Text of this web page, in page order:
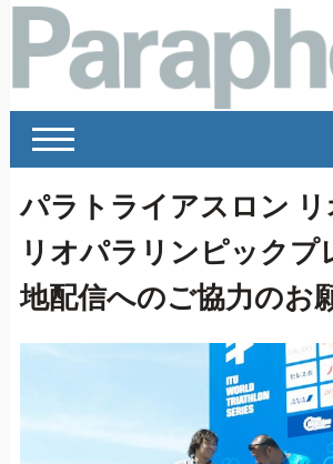
パラトライアスロン
リオパラリンピックプ
地配信へのご協力のお